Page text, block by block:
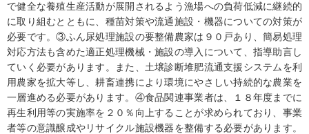
で健全な養殖生産活動が展開されるよう漁場への負荷低減に継続的
に取り組むとともに、種苗対策や流通施設・機器についての対策が
必要です。③ふん尿処理施設の要整備農家は９０戸あり、簡易処理
対応方法も含めた適正処理機械・施設の導入について、指導助言し
ていく必要があります。また、土壌診断堆肥流通支援システムを利
用農家を拡大等し、耕畜連携により環境にやさしい持続的な農業を
一層進める必要があります。④食品関連事業者は、１８年度までに
再生利用等の実施率を２０％向上することが求められており、事業
者等の意識醸成やリサイクル施設機器を整備する必要があります。